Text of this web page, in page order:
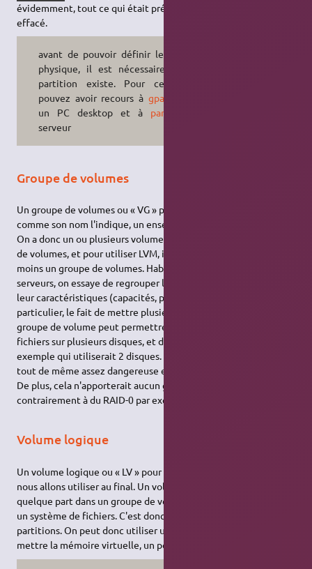
évidemment, tout ce qui était présent sur la partition sera
effacé.
avant de pouvoir définir le volume
physique, il est nécessaire qu'une
partition existe. Pour cela vous
pouvez avoir recours à gparted
un PC desktop et à parted
serveur
Groupe de volumes
Un groupe de volumes ou « VG » pour «
comme son nom l'indique, un ensemble de volumes physiques.
On a donc un ou plusieurs volumes physiques dans un groupe
de volumes, et pour utiliser LVM, il faut obligatoirement au
moins un groupe de volumes. Habituellement, sur les gros
serveurs, on essaye de regrouper les disques en fonction de
leur caractéristiques (capacités, performances, etc.). Pour un
particulier, le fait de mettre plusieurs disques dans un même
groupe de volume peut permettre « d'étaler » un système de
fichiers sur plusieurs disques, et d'avoir donc
exemple qui utiliserait 2 disques. Une telle configuration est
tout de même assez dangereuse en cas de perte d'un disque…
De plus, cela n'apporterait aucun gain de performance
contrairement à du RAID-0 par exemple. :)
Volume logique
Un volume logique ou « LV » pour «
nous allons utiliser au final. Un volume logique est un espace «
quelque part dans un groupe de volume » où l'on peut mettre
un système de fichiers. C'est donc ce qui remplace les
partitions. On peut donc utiliser un volume logique pour
mettre la mémoire virtuelle, un pour